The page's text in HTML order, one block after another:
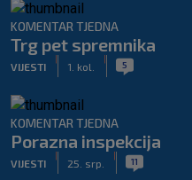
KOMENTAR TJEDNA
Trg pet spremnika
VIJESTI 1. kol. 5
KOMENTAR TJEDNA
Porazna inspekcija
VIJESTI 25. srp. 11